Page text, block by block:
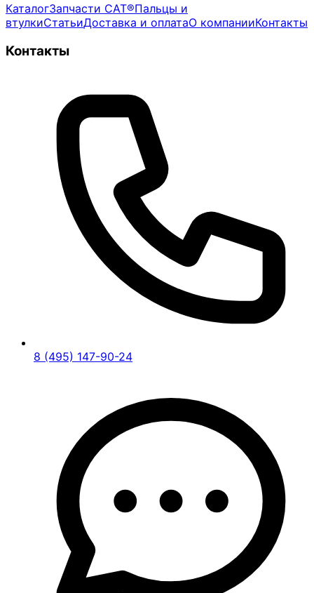
КаталогЗапчасти CAT®Пальцы и
втулкиСтатьиДоставка и оплатаО компанииКонтакты
Контакты
8 (495) 147-90-24